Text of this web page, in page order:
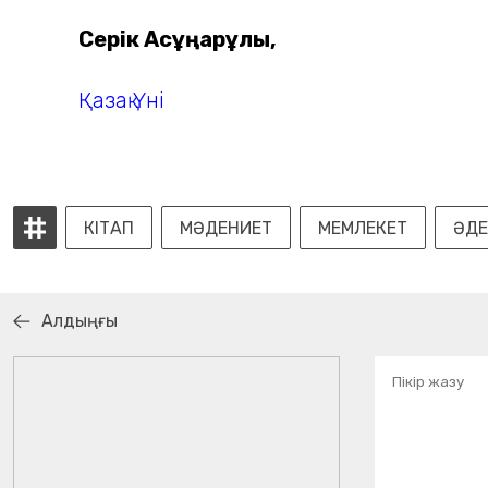
Серік Ақсұңқарұлы,
Қазақ Үні
КІТАП МӘДЕНИЕТ МЕМЛЕКЕТ
Алдыңғы